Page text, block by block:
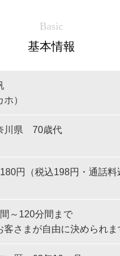
Basic
基本情報
ホ）
川県 70歳代
円（税込198円・通話料
～120分間まで
さまが自由に決められま